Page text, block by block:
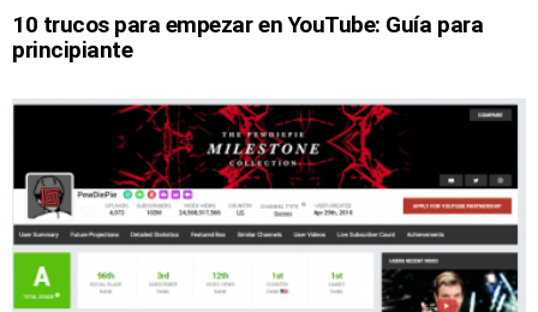
10 trucos para empezar en YouTube: Guía para
principiante